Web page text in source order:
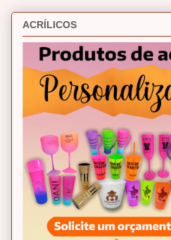
ACRÍLICOS